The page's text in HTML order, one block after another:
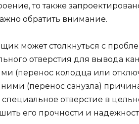
то также
обратить внимание.
может столкнуться с
отверстия для вывода
(перенос колодца или
(перенос санузла)
специальное отверстие в
его прочности и